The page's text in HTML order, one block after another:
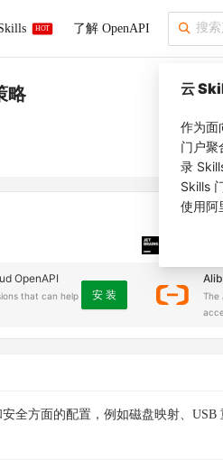
HOT 了解 OpenAPI
略
OpenAPI
that can help
安 装
The
全方面的配置，例如磁盘映射、
云
作为面
门户聚
录
Skills
使用阿